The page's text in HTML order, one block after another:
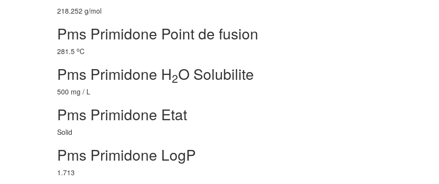
218.252 g/mol
Pms Primidone Point de fusion
281.5 oC
Pms Primidone H2O Solubilite
500 mg / L
Pms Primidone Etat
Solid
Pms Primidone LogP
1.713